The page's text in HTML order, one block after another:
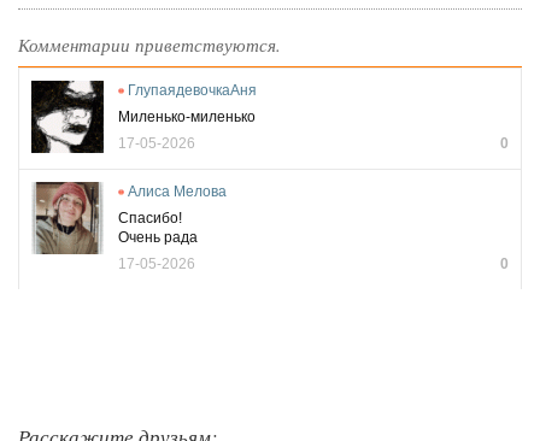
Комментарии приветствуются.
ГлупаядевочкаАня
Миленько-миленько
0
17-05-2026
Алиса Мелова
Спасибо!
Очень рада
0
17-05-2026